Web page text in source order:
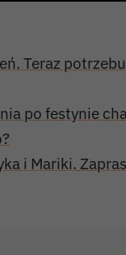
Teraz
po festynie
i Mariki.